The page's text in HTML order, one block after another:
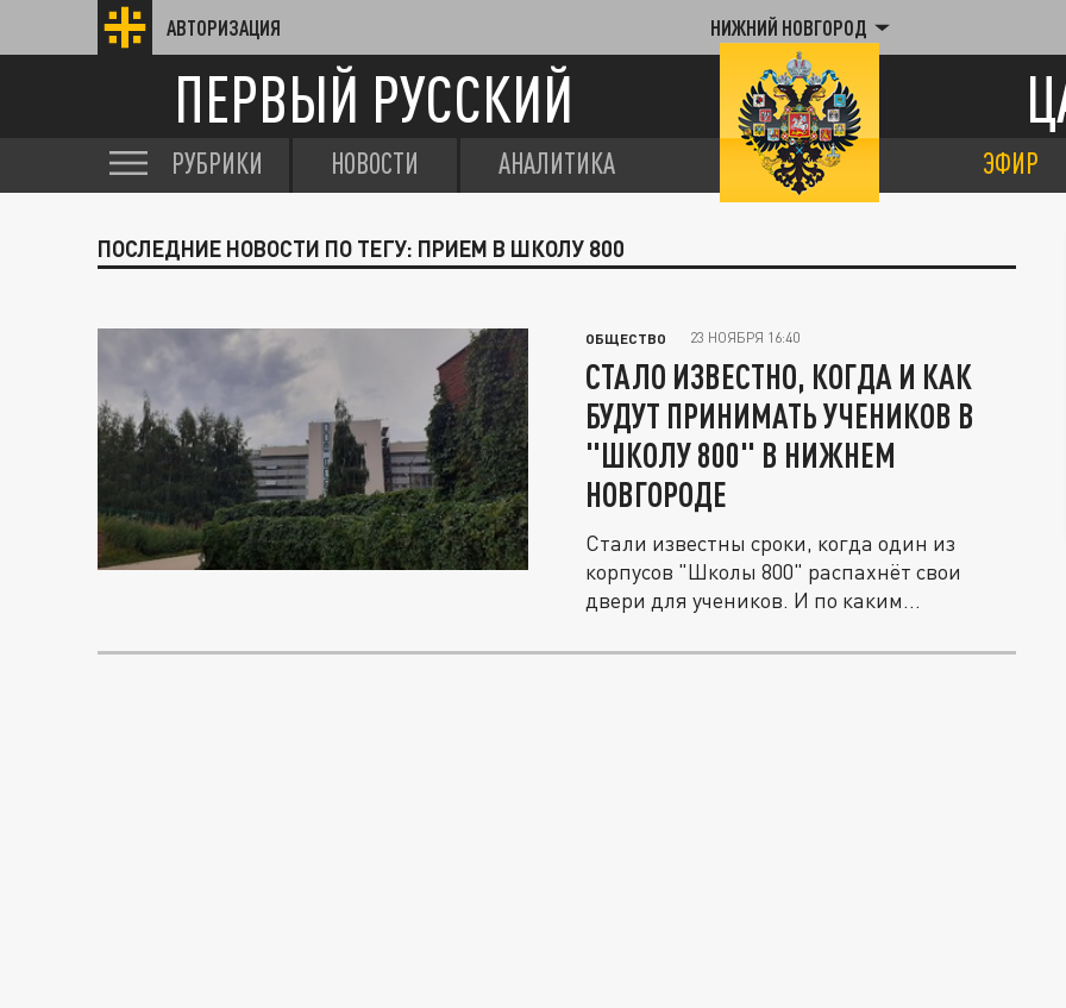
АВТОРИЗАЦИЯ НИЖНИЙ НОВГОРОД
ПЕРВЫЙ РУССКИЙ
РУБРИКИ НОВОСТИ АНАЛИТИКА ЭФИР
ПОСЛЕДНИЕ НОВОСТИ ПО ТЕГУ: ПРИЕМ В ШКОЛУ 800
ОБЩЕСТВО 23 НОЯБРЯ 16:40
СТАЛО ИЗВЕСТНО, КОГДА И КАК
БУДУТ ПРИНИМАТЬ УЧЕНИКОВ В
"ШКОЛУ 800" В НИЖНЕМ
НОВГОРОДЕ
Стали известны сроки, когда один из
корпусов "Школы 800" распахнёт свои
двери для учеников. И по каким...